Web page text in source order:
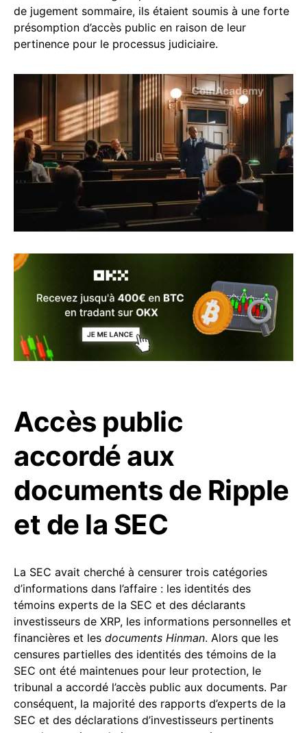
de jugement sommaire, ils étaient soumis à une forte
présomption d’accès public en raison de leur
pertinence pour le processus judiciaire.
Accès public
accordé aux
documents de Ripple
et de la SEC
La SEC avait cherché à censurer trois catégories
d’informations dans l’affaire : les identités des
témoins experts de la SEC et des déclarants
investisseurs de XRP, les informations personnelles et
financières et les documents Hinman. Alors que les
censures partielles des identités des témoins de la
SEC ont été maintenues pour leur protection, le
tribunal a accordé l’accès public aux documents. Par
conséquent, la majorité des rapports d’experts de la
SEC et des déclarations d’investisseurs pertinents